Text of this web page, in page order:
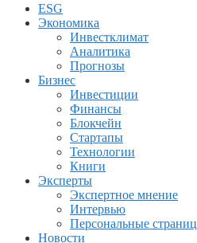
ESG
Экономика
Инвестклимат
Аналитика
Прогнозы
Бизнес
Инвестиции
Финансы
Блокчейн
Стартапы
Технологии
Книги
Эксперты
Экспертное мнение
Интервью
Персональные
Новости